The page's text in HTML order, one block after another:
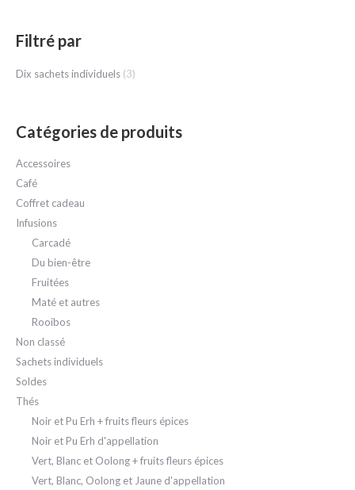
Filtré par
Dix sachets individuels (3)
Catégories de produits
Accessoires
Café
Coffret cadeau
Infusions
Carcadé
Du bien-être
Fruitées
Maté et autres
Rooibos
Non classé
Sachets individuels
Soldes
Thés
Noir et Pu Erh + fruits fleurs épices
Noir et Pu Erh d'appellation
Vert, Blanc et Oolong + fruits fleurs épices
Vert, Blanc, Oolong et Jaune d'appellation